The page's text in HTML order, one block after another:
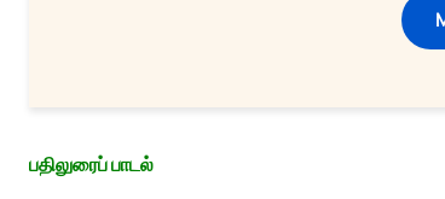
பதிலுரைப் பாடல்